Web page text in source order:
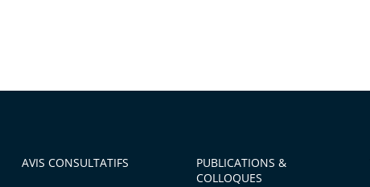
AVIS CONSULTATIFS
PUBLICATIONS &
COLLOQUES